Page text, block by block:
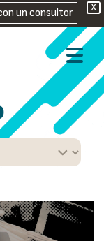
X
un consultor